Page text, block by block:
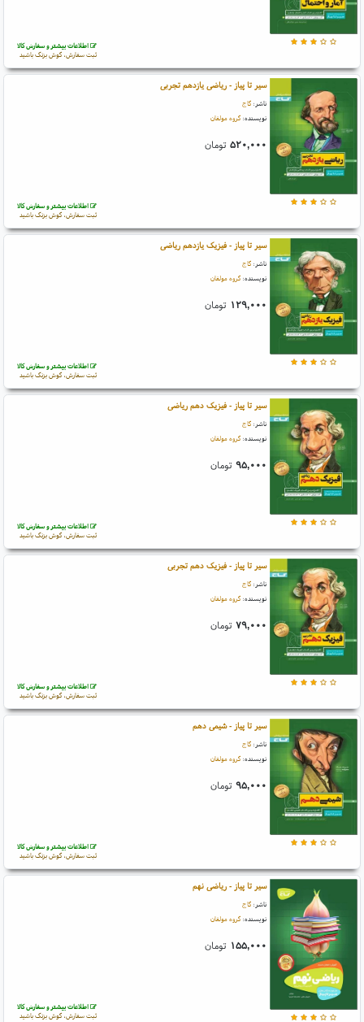
اطلاعات بیشتر و سفارش کالا
ثبت سفارش، گوش بزنگ باشید
سیر تا پیاز - ریاضی یازدهم تجربی
ناشر: گاج
نویسنده: گروه مولفان
۵۲۰,۰۰۰ تومان
اطلاعات بیشتر و سفارش کالا
ثبت سفارش، گوش بزنگ باشید
سیر تا پیاز - فیزیک یازدهم ریاضی
ناشر: گاج
نویسنده: گروه مولفان
۱۲۹,۰۰۰ تومان
اطلاعات بیشتر و سفارش کالا
ثبت سفارش، گوش بزنگ باشید
سیر تا پیاز - فیزیک دهم ریاضی
ناشر: گاج
نویسنده: گروه مولفان
۹۵,۰۰۰ تومان
اطلاعات بیشتر و سفارش کالا
ثبت سفارش، گوش بزنگ باشید
سیر تا پیاز - فیزیک دهم تجربی
ناشر: گاج
نویسنده: گروه مولفان
۷۹,۰۰۰ تومان
اطلاعات بیشتر و سفارش کالا
ثبت سفارش، گوش بزنگ باشید
سیر تا پیاز - شیمی دهم
ناشر: گاج
نویسنده: گروه مولفان
۹۵,۰۰۰ تومان
اطلاعات بیشتر و سفارش کالا
ثبت سفارش، گوش بزنگ باشید
سیر تا پیاز - ریاضی نهم
ناشر: گاج
نویسنده: گروه مولفان
۱۵۵,۰۰۰ تومان
اطلاعات بیشتر و سفارش کالا
ثبت سفارش، گوش بزنگ باشید